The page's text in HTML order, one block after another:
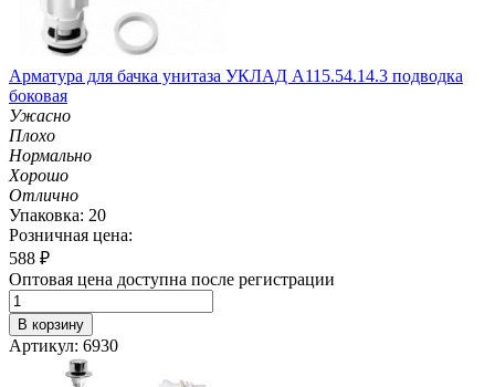
Арматура для бачка унитаза УКЛАД А115.54.14.3 подводка
боковая
Ужасно
Плохо
Нормально
Хорошо
Отлично
Упаковка: 20
Розничная цена:
588 ₽
Оптовая цена доступна после регистрации
В корзину
Артикул: 6930